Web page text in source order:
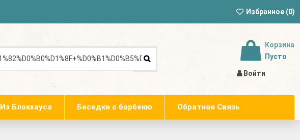
Избранное (0)
Корзина
Пусто
Войти
Из Блокхауса Беседки с барбекю Обратная Связь